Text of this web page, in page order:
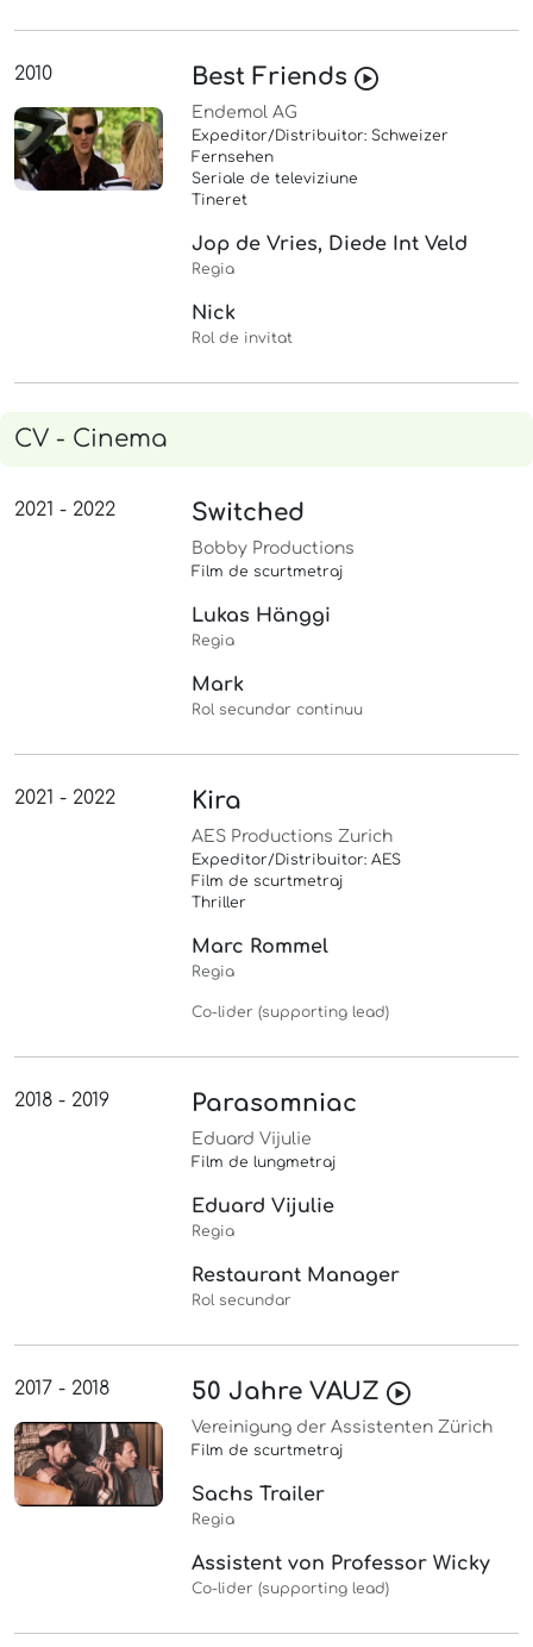
2010 Best Friends
Endemol AG
Expeditor/Distribuitor: Schweizer
Fernsehen
Seriale de televiziune
Tineret
Jop de Vries, Diede Int Veld
Regia
Nick
Rol de invitat
CV - Cinema
2021 - 2022 Switched
Bobby Productions
Film de scurtmetraj
Lukas Hänggi
Regia
Mark
Rol secundar continuu
2021 - 2022 Kira
AES Productions Zurich
Expeditor/Distribuitor: AES
Film de scurtmetraj
Thriller
Marc Rommel
Regia
Co-lider (supporting lead)
2018 - 2019 Parasomniac
Eduard Vijulie
Film de lungmetraj
Eduard Vijulie
Regia
Restaurant Manager
Rol secundar
2017 - 2018 50 Jahre VAUZ
Vereinigung der Assistenten Zürich
Film de scurtmetraj
Sachs Trailer
Regia
Assistent von Professor Wicky
Co-lider (supporting lead)